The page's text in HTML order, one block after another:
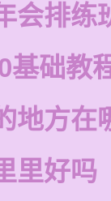
会排练
基础教
地方在
里好吗